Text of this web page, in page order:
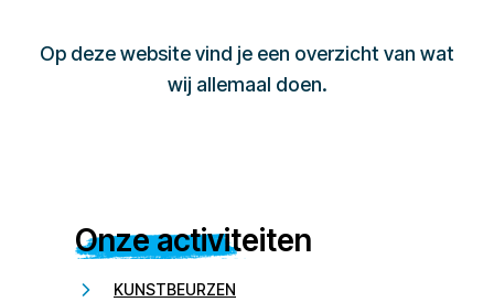
Op deze website vind je een overzicht van wat
wij allemaal doen.
Onze activiteiten
KUNSTBEURZEN